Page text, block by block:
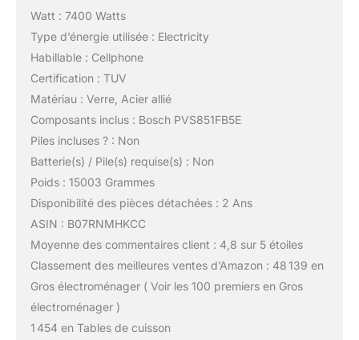
Watt : 7400 Watts
Type d’énergie utilisée : Electricity
Habillable : Cellphone
Certification : TUV
Matériau : Verre, Acier allié
Composants inclus : Bosch PVS851FB5E
Piles incluses ? : Non
Batterie(s) / Pile(s) requise(s) : Non
Poids : 15003 Grammes
Disponibilité des pièces détachées : 2 Ans
ASIN : B07RNMHKCC
Moyenne des commentaires client : 4,8 sur 5 étoiles
Classement des meilleures ventes d’Amazon : 48 139 en
Gros électroménager ( Voir les 100 premiers en Gros
électroménager )
1 454 en Tables de cuisson